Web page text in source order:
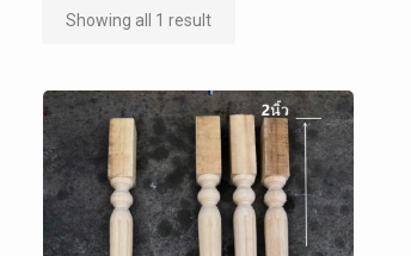
Showing all 1 result